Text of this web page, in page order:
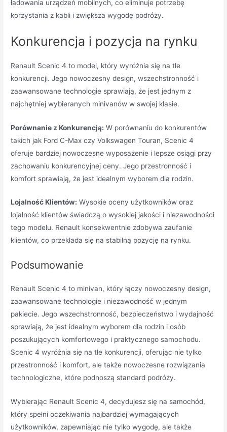
ładowania urządzeń mobilnych, co eliminuje potrzebę
korzystania z kabli i zwiększa wygodę podróży.
Konkurencja i pozycja na rynku
Renault Scenic 4 to model, który wyróżnia się na tle
konkurencji. Jego nowoczesny design, wszechstronność i
zaawansowane technologie sprawiają, że jest jednym z
najchętniej wybieranych minivanów w swojej klasie.
Porównanie z Konkurencją: W porównaniu do konkurentów
takich jak Ford C-Max czy Volkswagen Touran, Scenic 4
oferuje bardziej nowoczesne wyposażenie i lepsze osiągi przy
zachowaniu konkurencyjnej ceny. Jego przestronność i
komfort sprawiają, że jest idealnym wyborem dla rodzin.
Lojalność Klientów: Wysokie oceny użytkowników oraz
lojalność klientów świadczą o wysokiej jakości i niezawodności
tego modelu. Renault konsekwentnie zdobywa zaufanie
klientów, co przekłada się na stabilną pozycję na rynku.
Podsumowanie
Renault Scenic 4 to minivan, który łączy nowoczesny design,
zaawansowane technologie i niezawodność w jednym
pakiecie. Jego wszechstronność, bezpieczeństwo i wydajność
sprawiają, że jest idealnym wyborem dla rodzin i osób
poszukujących komfortowego i praktycznego samochodu.
Scenic 4 wyróżnia się na tle konkurencji, oferując nie tylko
przestronność i komfort, ale także nowoczesne rozwiązania
technologiczne, które podnoszą standard podróży.
Wybierając Renault Scenic 4, decydujesz się na samochód,
który spełni oczekiwania najbardziej wymagających
użytkowników, zapewniając nie tylko wygodę, ale także